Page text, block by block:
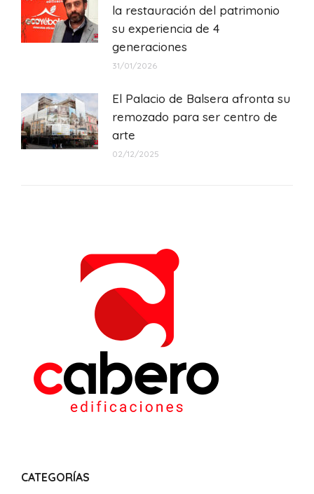
la restauración del patrimonio
su experiencia de 4
generaciones
31/01/2026
El Palacio de Balsera afronta su
remozado para ser centro de
arte
02/12/2025
CATEGORÍAS